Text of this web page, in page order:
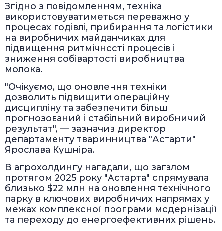
Згідно з повідомленням, техніка
використовуватиметься переважно у
процесах годівлі, прибирання та логістики
на виробничих майданчиках для
підвищення ритмічності процесів і
зниження собівартості виробництва
молока.
"Очікуємо, що оновлення техніки
дозволить підвищити операційну
дисципліну та забезпечити більш
прогнозований і стабільний виробничий
результат", — зазначив директор
департаменту тваринництва "Астарти"
Ярослава Кушніра.
В агрохолдингу нагадали, що загалом
протягом 2025 року "Астарта" спрямувала
близько $22 млн на оновлення технічного
парку в ключових виробничих напрямах у
межах комплексної програми модернізації
та переходу до енергоефективних рішень.